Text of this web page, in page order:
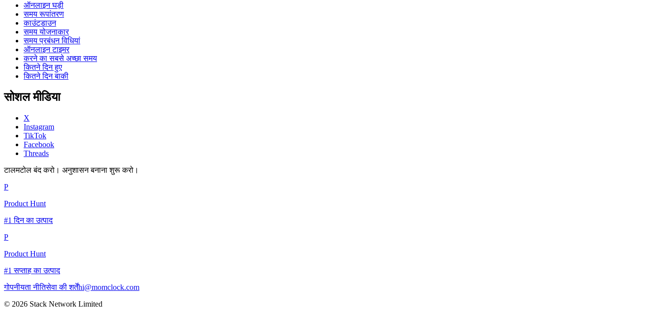
ऑनलाइन घड़ी
समय रूपांतरण
काउंटडाउन
समय योजनाकार
समय प्रबंधन विधियां
ऑनलाइन टाइमर
करने का सबसे अच्छा समय
कितने दिन हुए
कितने दिन बाकी
सोशल मीडिया
X
Instagram
TikTok
Facebook
Threads
टालमटोल बंद करो। अनुशासन बनाना शुरू करो।
P
Product Hunt
#1 दिन का उत्पाद
P
Product Hunt
#1 सप्ताह का उत्पाद
गोपनीयता नीतिसेवा की शर्तेंhi@momclock.com
© 2026 Stack Network Limited